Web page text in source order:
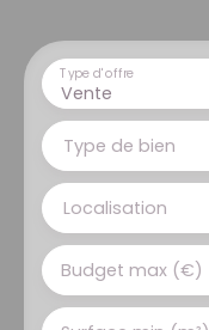
Vente
Type d'offre
Type de bien
Localisation
Budget max (€)